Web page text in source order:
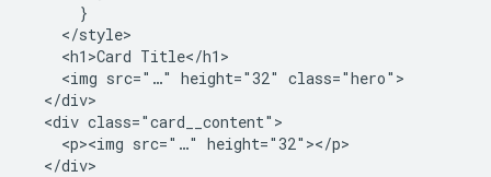
      }
    </style>
    <h1>Card Title</h1>
    <img src="…" height="32" class="hero">
  </div>
  <div class="card__content">
    <p><img src="…" height="32"></p>
  </div>